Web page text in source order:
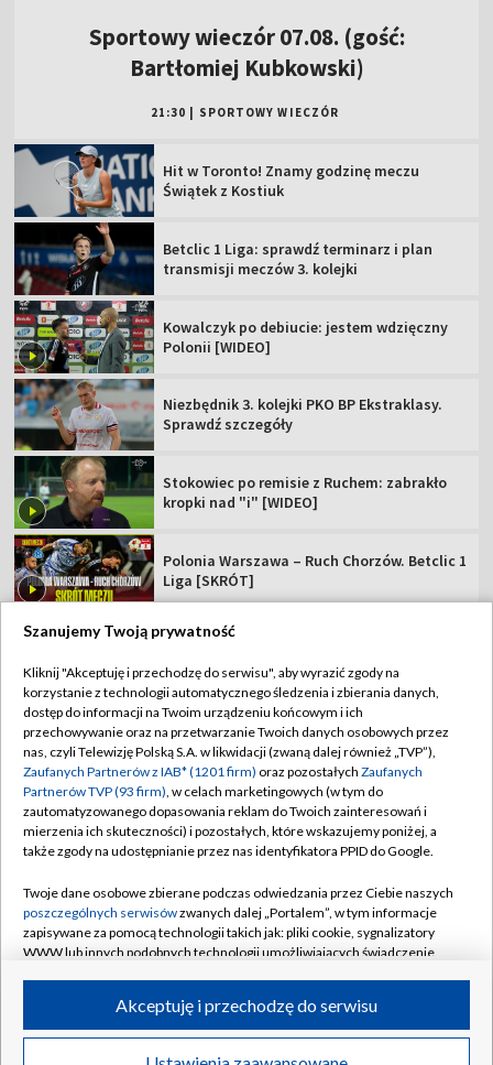
Sportowy wieczór 07.08. (gość:
Bartłomiej Kubkowski)
21:30 SPORTOWY WIECZÓR
Hit w Toronto! Znamy godzinę meczu
Świątek z Kostiuk
Betclic 1 Liga: sprawdź terminarz i plan
transmisji meczów 3. kolejki
Kowalczyk po debiucie: jestem wdzięczny
Polonii [WIDEO]
Niezbędnik 3. kolejki PKO BP Ekstraklasy.
Sprawdź szczegóły
Stokowiec po remisie z Ruchem: zabrakło
kropki nad "i" [WIDEO]
Polonia Warszawa – Ruch Chorzów. Betclic 1
Liga [SKRÓT]
TVP
Abonament TVP
Sklep TVP
Biuro Reklamy
Oferta Handlowa
Emisja w TVP
Rada Programowa
Ogłoszenia przetargowe
Akademia Telewizyjna
Regulamin TVP
Polityka prywatności
Moje zgody
Biuro reklamy
Kanały
©2026 Telewizja Polska Spółka Akcyjna w likwidacji
Szanujemy Twoją prywatność
Kliknij "Akceptuję i przechodzę do serwisu", aby wyrazić zgody na
korzystanie z technologii automatycznego śledzenia i zbierania danych,
dostęp do informacji na Twoim urządzeniu końcowym i ich
przechowywanie oraz na przetwarzanie Twoich danych osobowych przez
nas, czyli Telewizję Polską S.A. w likwidacji (zwaną dalej również „TVP”),
Zaufanych Partnerów z IAB* (1201 firm) oraz pozostałych Zaufanych
Partnerów TVP (93 firm), w celach marketingowych (w tym do
zautomatyzowanego dopasowania reklam do Twoich zainteresowań i
mierzenia ich skuteczności) i pozostałych, które wskazujemy poniżej, a
także zgody na udostępnianie przez nas identyfikatora PPID do Google.
Twoje dane osobowe zbierane podczas odwiedzania przez Ciebie naszych
poszczególnych serwisówzwanych dalej „Portalem”, w tym informacje
zapisywane za pomocą technologii takich jak: pliki cookie, sygnalizatory
WWW lub innych podobnych technologii umożliwiających świadczenie
ruchu w Internecie.
Twoje dane osobowe zbierane podczas odwiedzania przez Ciebie
Akceptuję i przechodzę do serwisu